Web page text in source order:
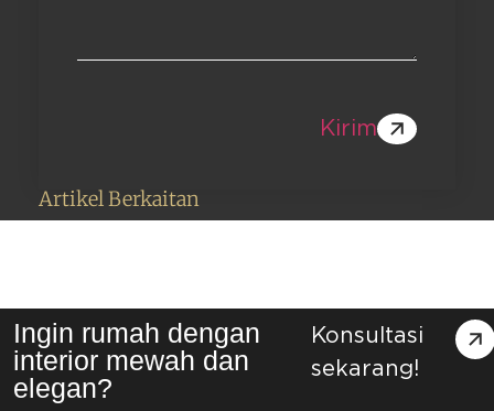
Kirim
Artikel Berkaitan
Ingin rumah dengan
interior mewah dan
elegan?
Konsultasi
sekarang!